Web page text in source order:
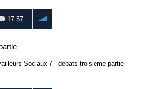
17:57
Sociaux 7 - debats troisieme partie